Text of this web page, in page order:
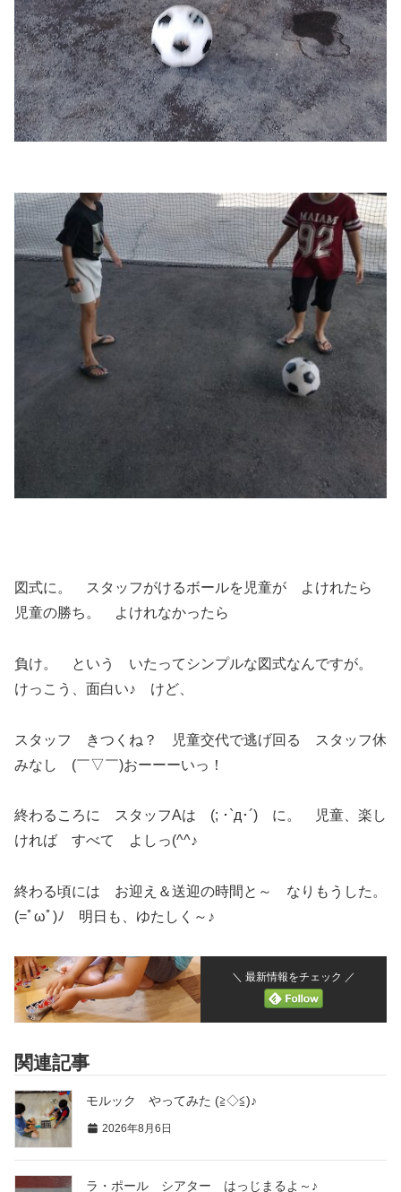
図式に。 スタッフがけるボールを児童が よけれたら
児童の勝ち。 よけれなかったら
負け。 という いたってシンプルな図式なんですが。
けっこう、面白い♪ けど、
スタッフ きつくね？ 児童交代で逃げ回る スタッフ休
みなし (￣▽￣)おーーーいっ！
終わるころに スタッフAは (; ･`д･´) に。 児童、楽し
ければ すべて よしっ(^^♪
終わる頃には お迎え＆送迎の時間と～ なりもうした。
(=ﾟωﾟ)ﾉ 明日も、ゆたしく～♪
＼ 最新情報をチェック ／
関連記事
モルック やってみた (≧◇≦)♪
2026年8月6日
ラ・ポール シアター はっじまるよ～♪